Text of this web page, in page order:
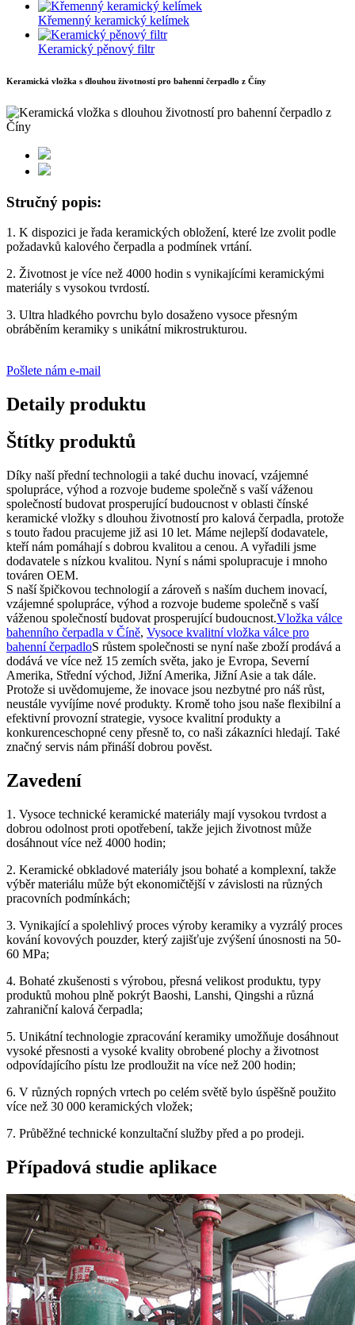
Křemenný keramický kelímek
Keramický pěnový filtr
Keramická vložka s dlouhou životností pro bahenní čerpadlo z Číny
Stručný popis:
1. K dispozici je řada keramických obložení, které lze zvolit podle
požadavků kalového čerpadla a podmínek vrtání.
2. Životnost je více než 4000 hodin s vynikajícími keramickými
materiály s vysokou tvrdostí.
3. Ultra hladkého povrchu bylo dosaženo vysoce přesným
obráběním keramiky s unikátní mikrostrukturou.
Pošlete nám e-mail
Detaily produktu
Štítky produktů
Díky naší přední technologii a také duchu inovací, vzájemné
spolupráce, výhod a rozvoje budeme společně s vaší váženou
společností budovat prosperující budoucnost v oblasti čínské
keramické vložky s dlouhou životností pro kalová čerpadla, protože
s touto řadou pracujeme již asi 10 let. Máme nejlepší dodavatele,
kteří nám pomáhají s dobrou kvalitou a cenou. A vyřadili jsme
dodavatele s nízkou kvalitou. Nyní s námi spolupracuje i mnoho
továren OEM.
S naší špičkovou technologií a zároveň s naším duchem inovací,
vzájemné spolupráce, výhod a rozvoje budeme společně s vaší
váženou společností budovat prosperující budoucnost.Vložka válce
bahenního čerpadla v Číně, Vysoce kvalitní vložka válce pro
bahenní čerpadloS růstem společnosti se nyní naše zboží prodává a
dodává ve více než 15 zemích světa, jako je Evropa, Severní
Amerika, Střední východ, Jižní Amerika, Jižní Asie a tak dále.
Protože si uvědomujeme, že inovace jsou nezbytné pro náš růst,
neustále vyvíjíme nové produkty. Kromě toho jsou naše flexibilní a
efektivní provozní strategie, vysoce kvalitní produkty a
konkurenceschopné ceny přesně to, co naši zákazníci hledají. Také
značný servis nám přináší dobrou pověst.
Zavedení
1. Vysoce technické keramické materiály mají vysokou tvrdost a
dobrou odolnost proti opotřebení, takže jejich životnost může
dosáhnout více než 4000 hodin;
2. Keramické obkladové materiály jsou bohaté a komplexní, takže
výběr materiálu může být ekonomičtější v závislosti na různých
pracovních podmínkách;
3. Vynikající a spolehlivý proces výroby keramiky a vyzrálý proces
kování kovových pouzder, který zajišťuje zvýšení únosnosti na 50-
60 MPa;
4. Bohaté zkušenosti s výrobou, přesná velikost produktu, typy
produktů mohou plně pokrýt Baoshi, Lanshi, Qingshi a různá
zahraniční kalová čerpadla;
5. Unikátní technologie zpracování keramiky umožňuje dosáhnout
vysoké přesnosti a vysoké kvality obrobené plochy a životnost
odpovídajícího pístu lze prodloužit na více než 200 hodin;
6. V různých ropných vrtech po celém světě bylo úspěšně použito
více než 30 000 keramických vložek;
7. Průběžné technické konzultační služby před a po prodeji.
Případová studie aplikace